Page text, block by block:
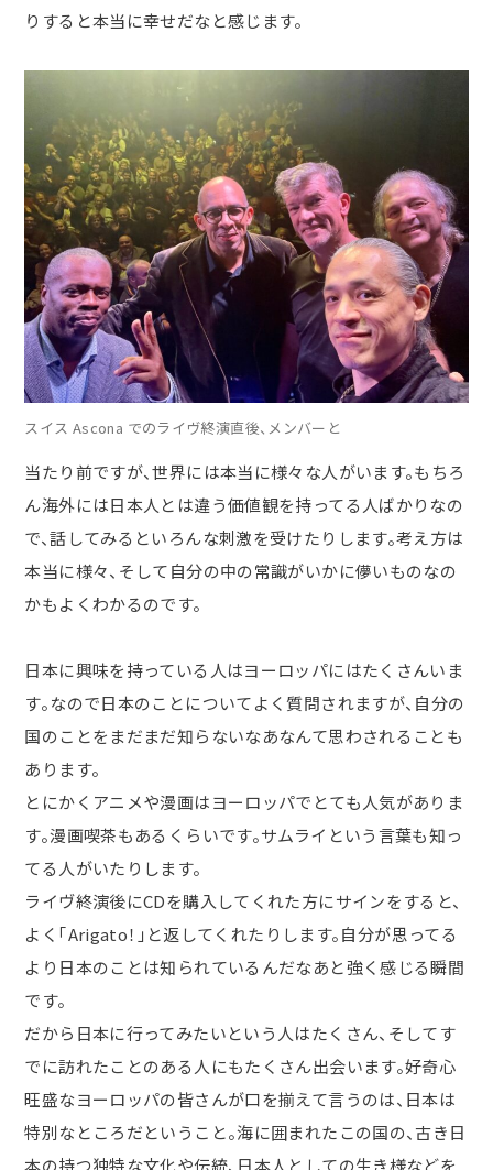
りすると本当に幸せだなと感じます。
スイス Ascona でのライヴ終演直後、メンバーと
当たり前ですが、世界には本当に様々な人がいます。もちろ
ん海外には日本人とは違う価値観を持ってる人ばかりなの
で、話してみるといろんな刺激を受けたりします。考え方は
本当に様々、そして自分の中の常識がいかに儚いものなの
かもよくわかるのです。
日本に興味を持っている人はヨーロッパにはたくさんいま
す。なので日本のことについてよく質問されますが、自分の
国のことをまだまだ知らないなあなんて思わされることも
あります。
とにかくアニメや漫画はヨーロッパでとても人気がありま
す。漫画喫茶もあるくらいです。サムライという言葉も知っ
てる人がいたりします。
ライヴ終演後にCDを購入してくれた方にサインをすると、
よく「Arigato！」と返してくれたりします。自分が思ってる
より日本のことは知られているんだなあと強く感じる瞬間
です。
だから日本に行ってみたいという人はたくさん、そしてす
でに訪れたことのある人にもたくさん出会います。好奇心
旺盛なヨーロッパの皆さんが口を揃えて言うのは、日本は
特別なところだということ。海に囲まれたこの国の、古き日
本の持つ独特な文化や伝統、日本人としての生き様などを